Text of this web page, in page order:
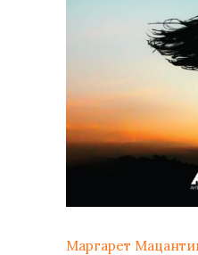
Маргарет